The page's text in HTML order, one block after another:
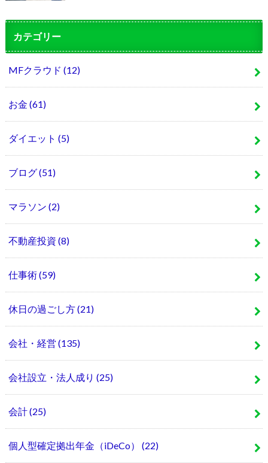
カテゴリー
MFクラウド (12)
お金 (61)
ダイエット (5)
ブログ(51)
マラソン (2)
不動産投資 (8)
仕事術(59)
休日の過ごし方(21)
会社・経営 (135)
会社設立・法人成り (25)
会計(25)
個人型確定拠出年金（iDeCo） (22)